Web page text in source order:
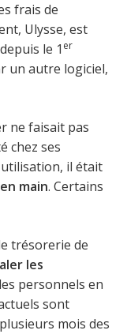
frais de
Ulysse, est
le 1 er
un autre logiciel,
ne faisait pas
chez ses
il était
main. Certains
trésorerie de
les
personnels en
sont
mois des